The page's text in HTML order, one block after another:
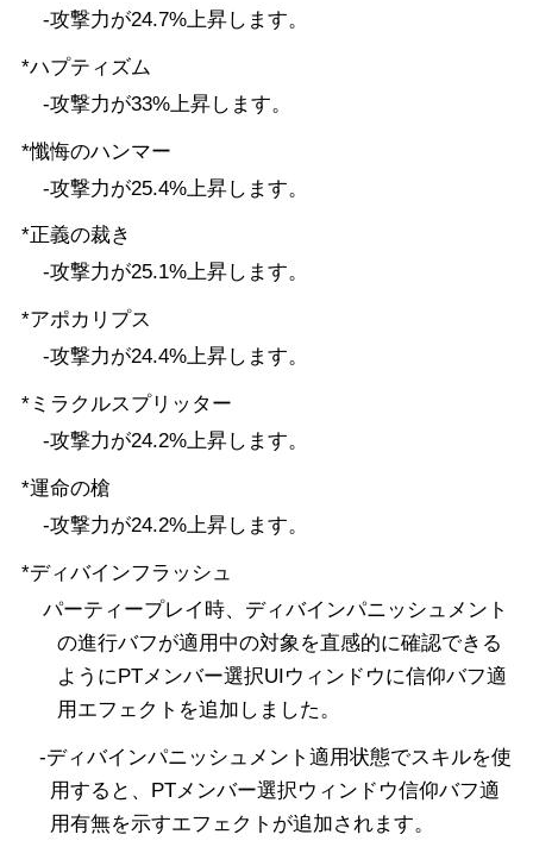
-攻撃力が24.7%上昇します。
*ハプティズム
-攻撃力が33%上昇します。
*懺悔のハンマー
-攻撃力が25.4%上昇します。
*正義の裁き
-攻撃力が25.1%上昇します。
*アポカリプス
-攻撃力が24.4%上昇します。
*ミラクルスプリッター
-攻撃力が24.2%上昇します。
*運命の槍
-攻撃力が24.2%上昇します。
*ディバインフラッシュ
パーティープレイ時、ディバインパニッシュメント
の進行バフが適用中の対象を直感的に確認できる
ようにPTメンバー選択UIウィンドウに信仰バフ適
用エフェクトを追加しました。
-ディバインパニッシュメント適用状態でスキルを使
用すると、PTメンバー選択ウィンドウ信仰バフ適
用有無を示すエフェクトが追加されます。